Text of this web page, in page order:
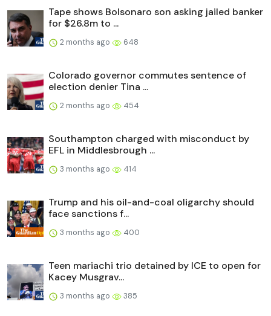
Tape shows Bolsonaro son asking jailed banker
for $26.8m to ...
2 months ago 648
Colorado governor commutes sentence of
election denier Tina ...
2 months ago 454
Southampton charged with misconduct by
EFL in Middlesbrough ...
3 months ago 414
Trump and his oil-and-coal oligarchy should
face sanctions f...
3 months ago 400
Teen mariachi trio detained by ICE to open for
Kacey Musgrav...
3 months ago 385